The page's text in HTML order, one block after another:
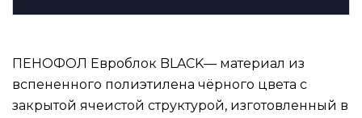
ПЕНОФОЛ Евроблок BLACK— материал из
вспененного полиэтилена чёрного цвета с
закрытой ячеистой структурой, изготовленный в